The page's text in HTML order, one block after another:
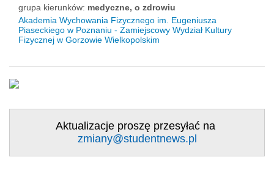
grupa kierunków: medyczne, o zdrowiu
Akademia Wychowania Fizycznego im. Eugeniusza
Piaseckiego w Poznaniu - Zamiejscowy Wydział Kultury
Fizycznej w Gorzowie Wielkopolskim
Aktualizacje proszę przesyłać na
zmiany@studentnews.pl